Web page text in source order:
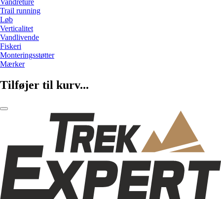
Vandreture
Trail running
Løb
Verticalitet
Vandlivende
Fiskeri
Monteringsstøtter
Mærker
Tilføjer til kurv...